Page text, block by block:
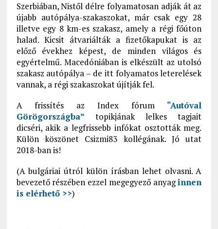
Szerbiában, Nistől délre folyamatosan adják át az
újabb autópálya-szakaszokat, már csak egy 28
illetve egy 8 km-es szakasz, amely a régi főúton
halad. Kicsit átvariálták a fizetőkapukat is az
előző évekhez képest, de minden világos és
egyértelmű. Macedóniában is elkészült az utolsó
szakasz autópálya – de itt folyamatos leterelések
vannak, a régi szakaszokat újítják fel.
A frissítés az Index fórum “Autóval
Görögországba” topikjának lelkes tagjait
dicséri, akik a legfrissebb infókat osztották meg.
Külön köszönet Csizmi83 kollégának. Jó utat
2018-ban is!
(A bulgáriai útról külön írásban lehet olvasni. A
bevezető részében ezzel megegyező anyaginnen
is elérhető >>)